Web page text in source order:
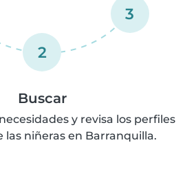
2
3
Buscar
y revisa los perfiles
las niñeras en Barranquilla.